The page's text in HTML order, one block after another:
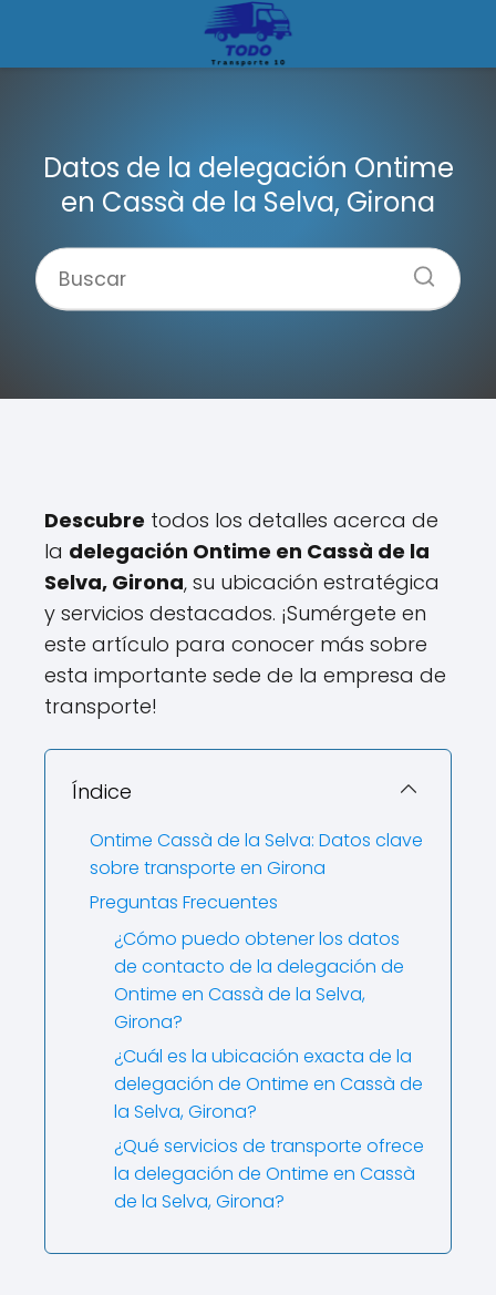
Datos de la delegación Ontime
en Cassà de la Selva, Girona
Descubre todos los detalles acerca de
la delegación Ontime en Cassà de la
Selva, Girona, su ubicación estratégica
y servicios destacados. ¡Sumérgete en
este artículo para conocer más sobre
esta importante sede de la empresa de
transporte!
Índice
Ontime Cassà de la Selva: Datos clave
sobre transporte en Girona
Preguntas Frecuentes
¿Cómo puedo obtener los datos
de contacto de la delegación de
Ontime en Cassà de la Selva,
Girona?
¿Cuál es la ubicación exacta de la
delegación de Ontime en Cassà de
la Selva, Girona?
¿Qué servicios de transporte ofrece
la delegación de Ontime en Cassà
de la Selva, Girona?